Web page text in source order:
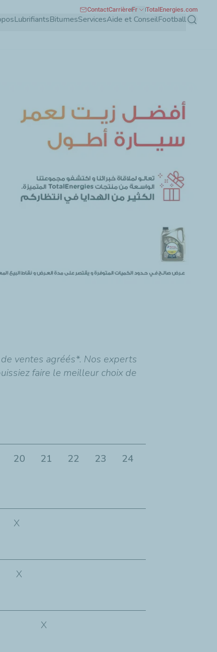
LubrifiantsBitumesServicesAide et ConseilFootball
ContactCarrièreFr TotalEnergies.com
ventes agréés*. Nos experts
faire le meilleur choix de
20 21 22 23 24
X
X
X